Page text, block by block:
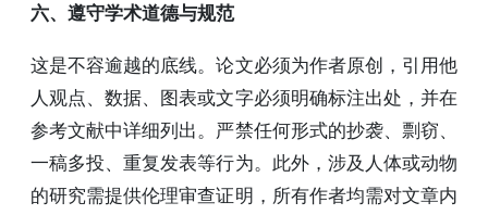
六、遵守学术道德与规范
这是不容逾越的底线。论文必须为作者原创，引用他
人观点、数据、图表或文字必须明确标注出处，并在
参考文献中详细列出。严禁任何形式的抄袭、剽窃、
一稿多投、重复发表等行为。此外，涉及人体或动物
的研究需提供伦理审查证明，所有作者均需对文章内